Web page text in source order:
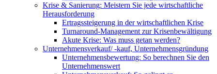
Krise & Sanierung: Meistern Sie jede wirtschaftliche
Herausforderung
Ertragssteigerung in der wirtschaftlichen Krise
Turnaround-Management zur Krisenbewältigung
Akute Krise: Was muss getan werden?
Unternehmensverkauf/ -kauf, Unternehmensgründung
Unternehmensbewertung: So berechnen Sie den
Unternehmenswert